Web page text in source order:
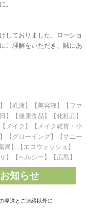
。
しておりました、ローショ
ご理解をいただき、誠にあ
【乳液】【美容液】【ファ
】【健康食品】【化粧品】
メイク】【メイク雑貨・小
【グローイング】【サニー
】【エコウォッシュ】
】【ヘルシー】【広島】
知らせ
発送とご連絡以外に